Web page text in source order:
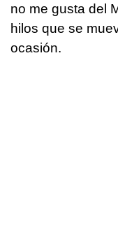
no me gusta del
hilos que se
ocasión.